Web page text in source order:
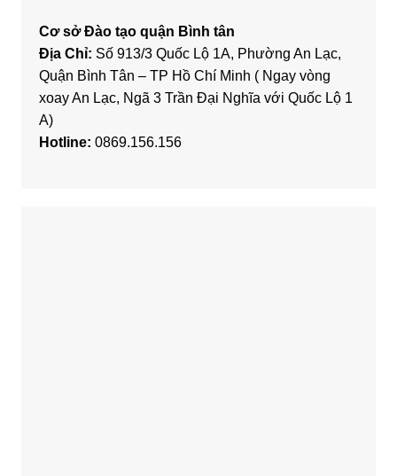
Cơ sở Đào tạo quận Bình tân
Địa Chỉ: Số 913/3 Quốc Lộ 1A, Phường An Lạc,
Quận Bình Tân – TP Hồ Chí Minh ( Ngay vòng
xoay An Lạc, Ngã 3 Trần Đại Nghĩa với Quốc Lộ 1
A)
Hotline: 0869.156.156